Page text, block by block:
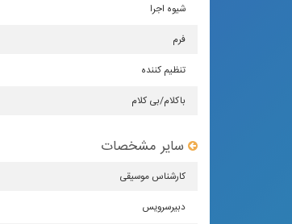
شیوه اجرا
فرم
تنظیم كننده
باكلام/بی كلام
سایر مشخصات
كارشناس موسیقی
دبیرسرویس